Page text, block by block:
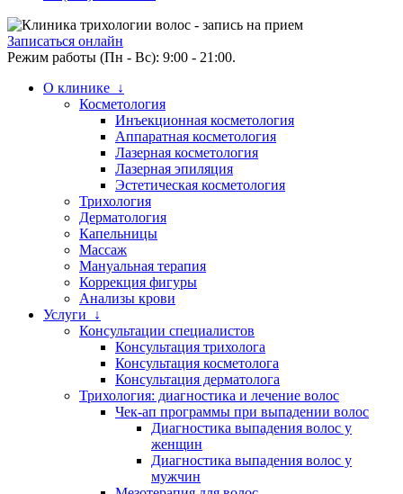
Записаться онлайн
Режим работы (Пн - Вс): 9:00 - 21:00.
О клинике ↓
Косметология
Инъекционная косметология
Аппаратная косметология
Лазерная косметология
Лазерная эпиляция
Эстетическая косметология
Трихология
Дерматология
Капельницы
Массаж
Мануальная терапия
Коррекция фигуры
Анализы крови
Услуги ↓
Консультации специалистов
Консультация трихолога
Консультация косметолога
Консультация дерматолога
Трихология: диагностика и лечение волос
Чек-ап программы при выпадении волос
Диагностика выпадения волос у
женщин
Диагностика выпадения волос у
мужчин